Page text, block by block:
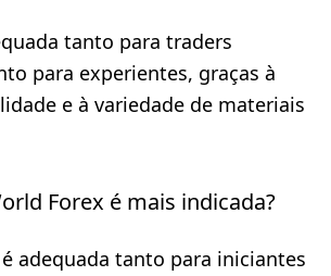
tanto para traders
para experientes, graças à
e à variedade de materiais
Forex é mais indicada?
adequada tanto para iniciantes